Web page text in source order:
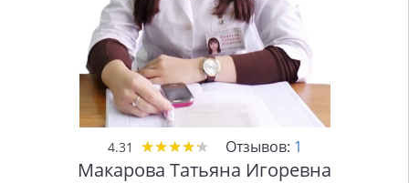
4.31 ★★★★★
★★★★★ Отзывов: 1
Макарова Татьяна Игоревна